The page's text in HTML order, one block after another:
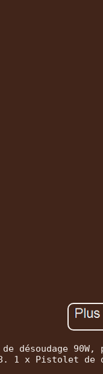
désoudage
1 x Pistolet de